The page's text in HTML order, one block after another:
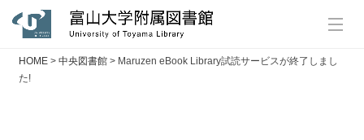
HOME> 中央図書館> Maruzen eBook Library試読サービスが終了しまし
た!